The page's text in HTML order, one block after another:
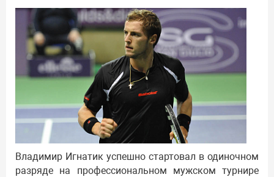
Владимир Игнатик успешно стартовал в одиночном
разряде на профессиональном мужском турнире